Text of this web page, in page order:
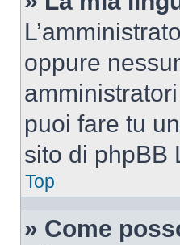
oppure
puoi fare tu
sito di phpBB
Top
» Come